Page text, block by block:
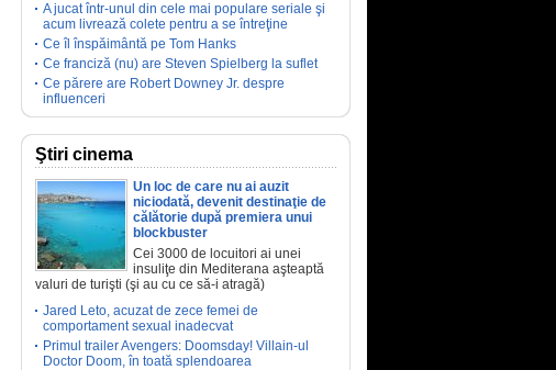
A jucat într-unul din cele mai populare seriale şi
acum livrează colete pentru a se întreţine
Ce îl înspăimântă pe Tom Hanks
Ce franciză (nu) are Steven Spielberg la suflet
Ce părere are Robert Downey Jr. despre
influenceri
Ştiri cinema
Un loc de care nu ai auzit
niciodată, devenit destinaţie de
călătorie după premiera unui
blockbuster
Cei 3000 de locuitori ai unei
insuliţe din Mediterana aşteaptă
valuri de turişti (şi au cu ce să-i atragă)
Jared Leto, acuzat de zece femei de
comportament sexual inadecvat
Primul trailer Avengers: Doomsday! Villain-ul
Doctor Doom, în toată splendoarea